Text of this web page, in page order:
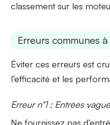
classement sur les
Erreurs communes
Éviter ces erreurs est
l’efficacité et les
Erreur n°1 : Entrées
Ne fournissez pas